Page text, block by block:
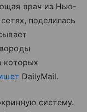
врач из Нью-
поделилась
которых
DailyMail.
систему.